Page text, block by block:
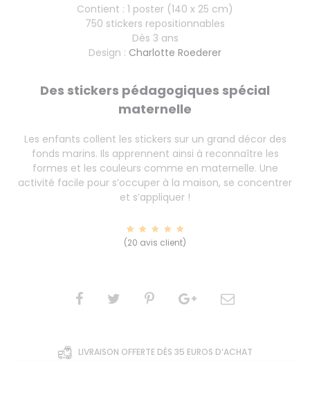
Contient : 1 poster (140 x 25 cm)
750 stickers repositionnables
Dès 3 ans
Design : Charlotte Roederer
Des stickers pédagogiques spécial
maternelle
Les enfants collent les stickers sur un grand décor des
fonds marins. Ils apprennent ainsi à reconnaître les
formes et les couleurs comme en maternelle. Une
activité facile pour s’occuper à la maison, se concentrer
et s’appliquer !
Noté
5.00
20
(20 avis client)
SHARE
LIVRAISON OFFERTE DÈS 35 EUROS D’ACHAT